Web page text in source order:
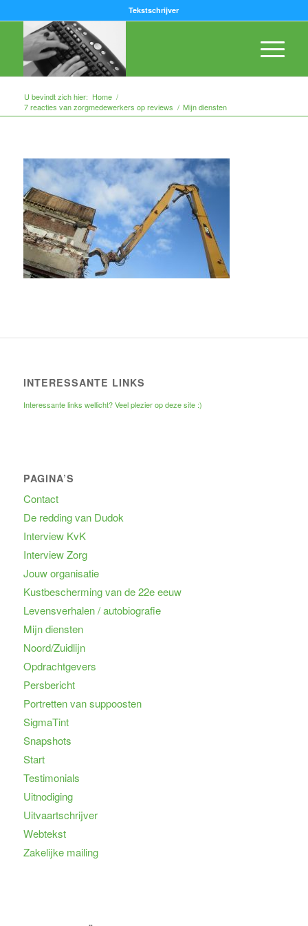
Tekstschrijver
U bevindt zich hier: Home /
7 reacties van zorgmedewerkers op reviews / Mijn diensten
INTERESSANTE LINKS
Interessante links wellicht? Veel plezier op deze site :)
PAGINA’S
Contact
De redding van Dudok
Interview KvK
Interview Zorg
Jouw organisatie
Kustbescherming van de 22e eeuw
Levensverhalen / autobiografie
Mijn diensten
Noord/Zuidlijn
Opdrachtgevers
Persbericht
Portretten van suppoosten
SigmaTint
Snapshots
Start
Testimonials
Uitnodiging
Uitvaartschrijver
Webtekst
Zakelijke mailing